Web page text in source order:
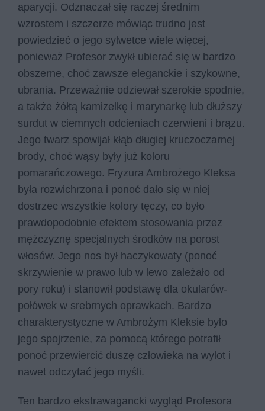
aparycji. Odznaczał się raczej średnim
wzrostem i szczerze mówiąc trudno jest
powiedzieć o jego sylwetce wiele więcej,
ponieważ Profesor zwykł ubierać się w bardzo
obszerne, choć zawsze eleganckie i szykowne,
ubrania. Przeważnie odziewał szerokie spodnie,
a także żółtą kamizelkę i marynarkę lub dłuższy
surdut w ciemnych odcieniach czerwieni i brązu.
Jego twarz spowijał kłąb długiej kruczoczarnej
brody, choć wąsy były już koloru
pomarańczowego. Fryzura Ambrożego Kleksa
była rozwichrzona i ponoć dało się w niej
dostrzec wszystkie kolory tęczy, co było
prawdopodobnie efektem stosowania przez
mężczyznę specjalnych środków na porost
włosów. Jego nos był haczykowaty (ponoć
skrzywienie w prawo lub w lewo zależało od
pory roku) i stanowił podstawę dla okularów-
połówek w srebrnych oprawkach. Bardzo
charakterystyczne w Ambrożym Kleksie było
jego spojrzenie, za pomocą którego potrafił
ponoć przewiercić duszę człowieka na wylot i
nawet odczytać jego myśli.
Ten bardzo ekstrawagancki wygląd Profesora